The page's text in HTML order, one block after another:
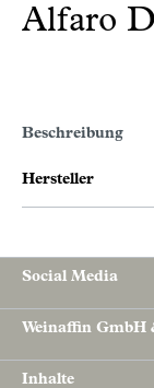
Alfaro
Beschreibung
Hersteller
Social Media
Weinaffin GmbH
Inhalte